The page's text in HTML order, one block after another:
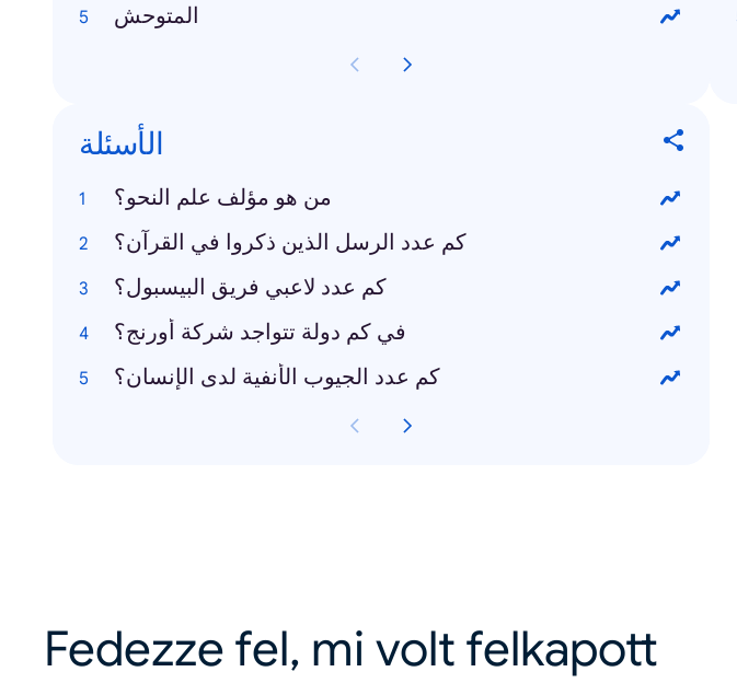
المتوحش
الأسئلة
من هو مؤلف علم النحو؟
كم عدد الرسل الذين ذكروا في القرآن؟
كم عدد لاعبي فريق البيسبول؟
في كم دولة تتواجد شركة أورنج؟
كم عدد الجيوب الأنفية لدى الإنسان؟
Fedezze fel, mi volt felkapott